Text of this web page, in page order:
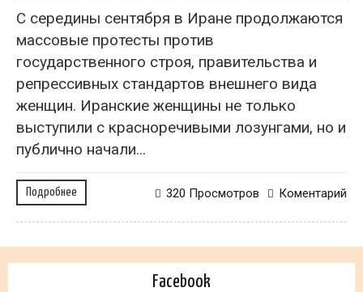
С середины сентября в Иране продолжаются
массовые протесты против
государственного строя, правительства и
репрессивных стандартов внешнего вида
женщин. Иранские женщины не только
выступили с красноречивыми лозунгами, но и
публично начали...
Подробнее Коментарий
320 Просмотров
Facebook